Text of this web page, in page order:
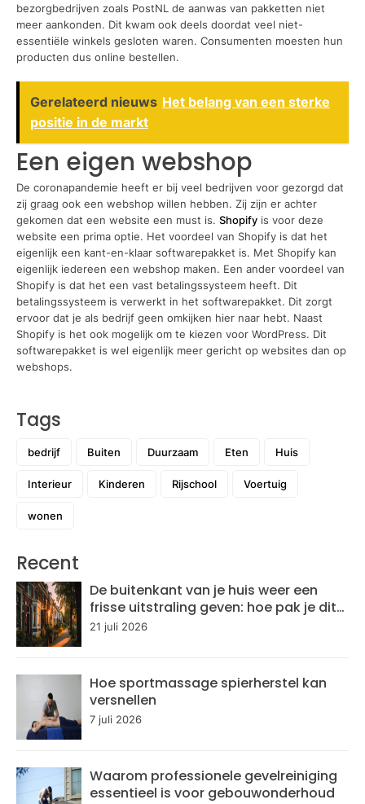
bezorgbedrijven zoals PostNL de aanwas van pakketten niet
meer aankonden. Dit kwam ook deels doordat veel niet-
essentiële winkels gesloten waren. Consumenten moesten hun
producten dus online bestellen.
Gerelateerd nieuws Het belang van een sterke
positie in de markt
Een eigen webshop
De coronapandemie heeft er bij veel bedrijven voor gezorgd dat
zij graag ook een webshop willen hebben. Zij zijn er achter
gekomen dat een website een must is. Shopify is voor deze
website een prima optie. Het voordeel van Shopify is dat het
eigenlijk een kant-en-klaar softwarepakket is. Met Shopify kan
eigenlijk iedereen een webshop maken. Een ander voordeel van
Shopify is dat het een vast betalingssysteem heeft. Dit
betalingssysteem is verwerkt in het softwarepakket. Dit zorgt
ervoor dat je als bedrijf geen omkijken hier naar hebt. Naast
Shopify is het ook mogelijk om te kiezen voor WordPress. Dit
softwarepakket is wel eigenlijk meer gericht op websites dan op
webshops.
Tags
bedrijf Buiten Duurzaam Eten Huis
Interieur Kinderen Rijschool Voertuig
wonen
Recent
De buitenkant van je huis weer een
frisse uitstraling geven: hoe pak je dit
aan?
21 juli 2026
Hoe sportmassage spierherstel kan
versnellen
7 juli 2026
Waarom professionele gevelreiniging
essentieel is voor gebouwonderhoud